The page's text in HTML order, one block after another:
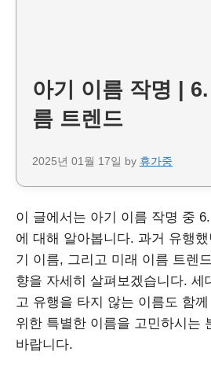
아기 이름 작명 | 6.
름 트렌드
2025년 01월 17일 by 휴가중
이 글에서는 아기 이름 작명 중
에 대해 알아봅니다. 과거 유행
기 이름, 그리고 미래 이름 트렌
향을 자세히 살펴보겠습니다. 세
고 유행을 타지 않는 이름도 함
위한 특별한 이름을 고민하시는
바랍니다.